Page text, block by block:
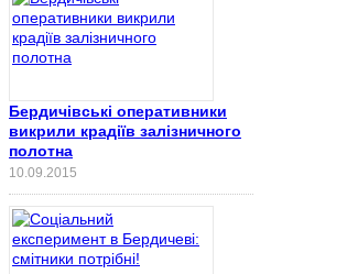
Бердичівські оперативники
викрили крадіїв залізничного
полотна
10.09.2015